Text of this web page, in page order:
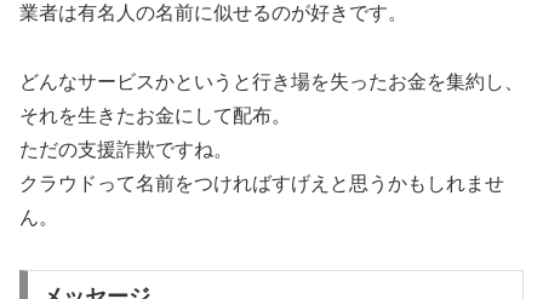
業者は有名人の名前に似せるのが好きです。
どんなサービスかというと行き場を失ったお金を集約し、
それを生きたお金にして配布。
ただの支援詐欺ですね。
クラウドって名前をつければすげえと思うかもしれませ
ん。